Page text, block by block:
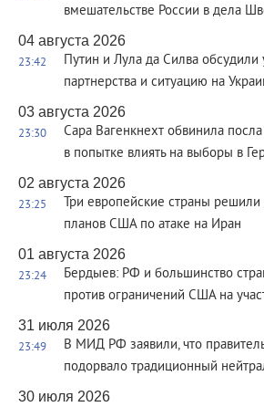
вмешательстве России в дела
04 августа 2026
23:42
Путин и Лула да Силва обсудили
партнерства и ситуацию на
03 августа 2026
23:30
Сара Вагенкнехт обвинила
в попытке влиять на выборы в
02 августа 2026
23:25
Три европейские страны решили
планов США по атаке на Иран
01 августа 2026
23:24
Бердыев: РФ и большинство
против ограничений США на
31 июля 2026
23:49
В МИД РФ заявили, что
подорвало традиционный
30 июля 2026